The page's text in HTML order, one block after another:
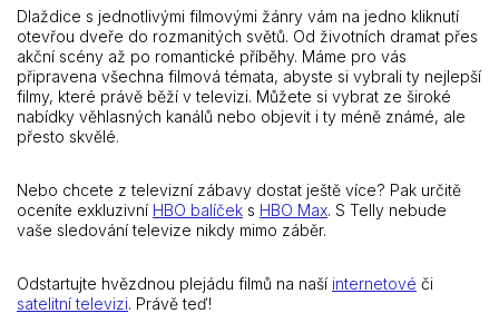
Dlaždice s jednotlivými filmovými žánry vám na jedno kliknutí
otevřou dveře do rozmanitých světů. Od životních dramat přes
akční scény až po romantické příběhy. Máme pro vás
připravena všechna filmová témata, abyste si vybrali ty nejlepší
filmy, které právě běží v televizi. Můžete si vybrat ze široké
nabídky věhlasných kanálů nebo objevit i ty méně známé, ale
přesto skvělé.
Nebo chcete z televizní zábavy dostat ještě více? Pak určitě
oceníte exkluzivní HBO balíček s HBO Max. S Telly nebude
vaše sledování televize nikdy mimo záběr.
Odstartujte hvězdnou plejádu filmů na naší internetové či
satelitní televizi. Právě teď!